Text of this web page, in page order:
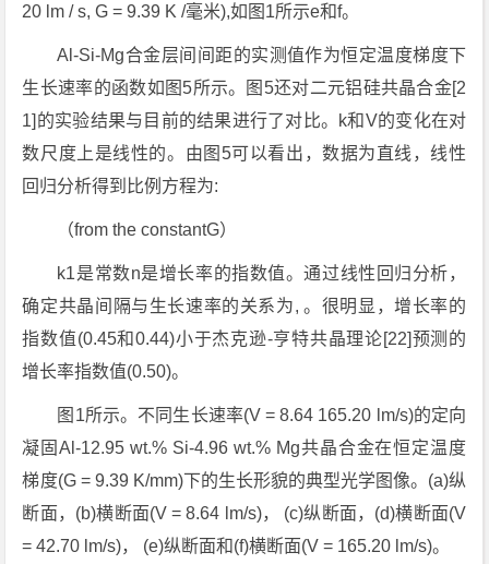
20 lm / s, G = 9.39 K /毫米),如图1所示e和f。
Al-Si-Mg合金层间间距的实测值作为恒定温度梯度下
生长速率的函数如图5所示。图5还对二元铝硅共晶合金[2
1]的实验结果与目前的结果进行了对比。k和V的变化在对
数尺度上是线性的。由图5可以看出，数据为直线，线性
回归分析得到比例方程为:
（from the constantG）
k1是常数n是增长率的指数值。通过线性回归分析，
确定共晶间隔与生长速率的关系为, 。很明显，增长率的
指数值(0.45和0.44)小于杰克逊-亨特共晶理论[22]预测的
增长率指数值(0.50)。
图1所示。不同生长速率(V = 8.64 165.20 lm/s)的定向
凝固Al-12.95 wt.% Si-4.96 wt.% Mg共晶合金在恒定温度
梯度(G = 9.39 K/mm)下的生长形貌的典型光学图像。(a)纵
断面，(b)横断面(V = 8.64 lm/s)， (c)纵断面，(d)横断面(V
= 42.70 lm/s)， (e)纵断面和(f)横断面(V = 165.20 lm/s)。